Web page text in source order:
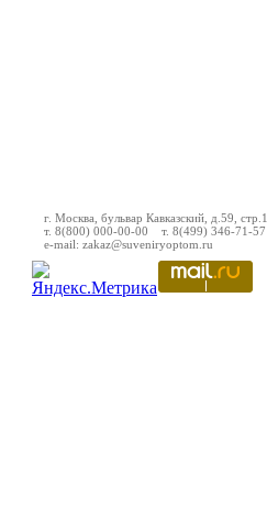
г. Москва, бульвар Кавказский, д.59, стр.1
т. 8(800) 000-00-00 т. 8(499) 346-71-57
e-mail: zakaz@suveniryoptom.ru